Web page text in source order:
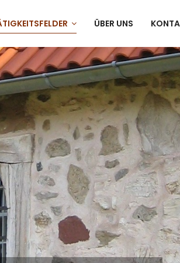
ÜBER UNS